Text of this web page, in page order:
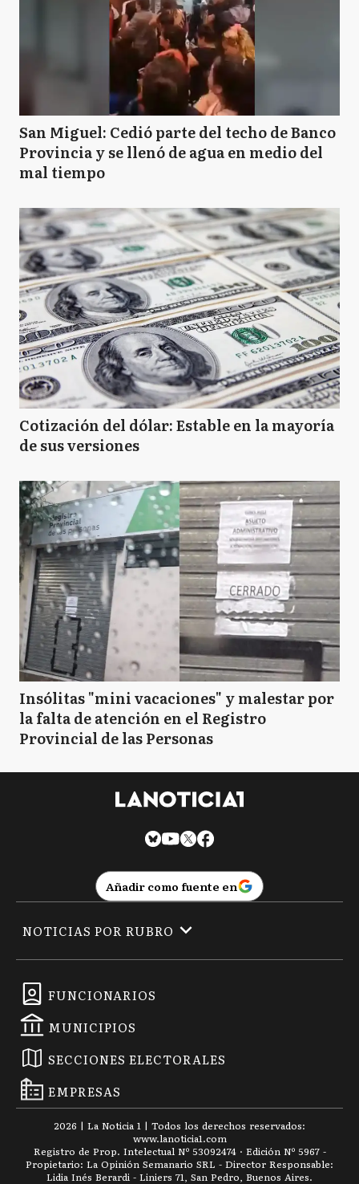
San Miguel: Cedió parte del techo de Banco
Provincia y se llenó de agua en medio del
mal tiempo
Cotización del dólar: Estable en la mayoría
de sus versiones
Insólitas "mini vacaciones" y malestar por
la falta de atención en el Registro
Provincial de las Personas
Añadir como fuente en
FUNCIONARIOS
MUNICIPIOS
SECCIONES ELECTORALES
EMPRESAS
NOTICIAS POR RUBRO
2026 | La Noticia 1 | Todos los derechos reservados:
www.lanoticia1.com
Registro de Prop. Intelectual Nº 53092474 · Edición Nº 5967 -
Propietario: La Opinión Semanario SRL - Director Responsable:
Lidia Inés Berardi - Liniers 71, San Pedro, Buenos Aires.